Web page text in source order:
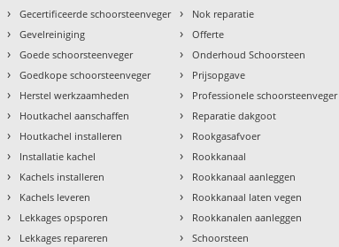
› Gecertificeerde schoorsteenveger
› Gevelreiniging
› Goede schoorsteenveger
› Goedkope schoorsteenveger
› Herstel werkzaamheden
› Houtkachel aanschaffen
› Houtkachel installeren
› Installatie kachel
› Kachels installeren
› Kachels leveren
› Lekkages opsporen
› Lekkages repareren
› Nok reparatie
› Offerte
› Onderhoud Schoorsteen
› Prijsopgave
› Professionele schoorsteenveger
› Reparatie dakgoot
› Rookgasafvoer
› Rookkanaal
› Rookkanaal aanleggen
› Rookkanaal laten vegen
› Rookkanalen aanleggen
› Schoorsteen